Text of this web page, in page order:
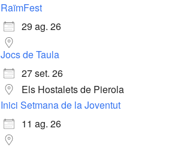
RaïmFest
29 ag. 26
Jocs de Taula
27 set. 26
Els Hostalets de Pierola
Inici Setmana de la Joventut
11 ag. 26